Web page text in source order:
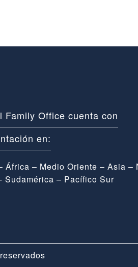
Family Office cuenta con
en:
África – Medio Oriente – Asia –
Sudamérica – Pacífico Sur